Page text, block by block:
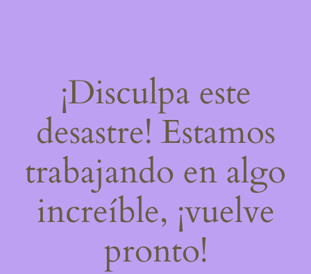
¡Disculpa este
desastre! Estamos
trabajando en algo
increíble, ¡vuelve
pronto!